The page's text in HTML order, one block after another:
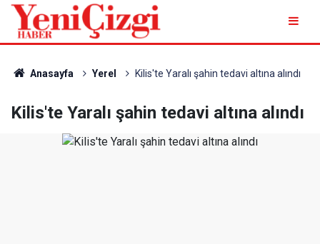
Anasayfa Yerel Kilis'te Yaralı şahin tedavi altına alındı
Kilis'te Yaralı şahin tedavi altına alındı